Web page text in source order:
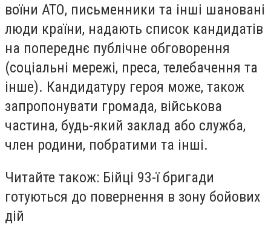
воїни АТО, письменники та інші шановані
люди країни, надають список кандидатів
на попереднє публічне обговорення
(соціальні мережі, преса, телебачення та
інше). Кандидатуру героя може, також
запропонувати громада, військова
частина, будь-який заклад або служба,
член родини, побратими та інші.
Читайте також: Бійці 93-ї бригади
готуються до повернення в зону бойових
дій